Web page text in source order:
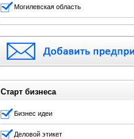
Могилевская область
Старт бизнеса
Бизнес идеи
Деловой этикет